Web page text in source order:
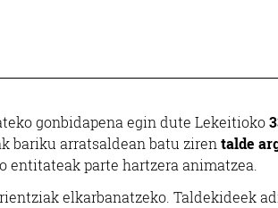
gonbidapena egin dute Lekeitioko
bariku arratsaldean batu zirentalde
entitateak parte hartzera animatzea.
elkarbanatzeko. Taldekideek